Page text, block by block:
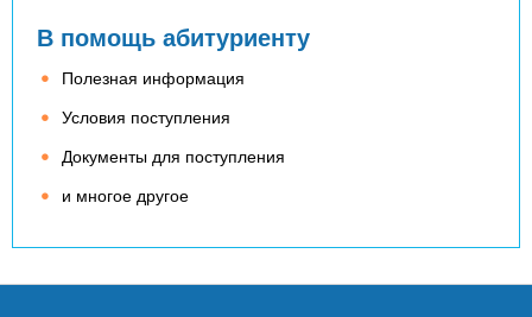
В помощь абитуриенту
Полезная информация
Условия поступления
Документы для поступления
и многое другое